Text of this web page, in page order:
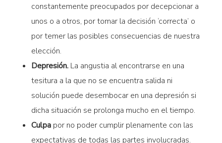
constantemente preocupados por decepcionar a
unos o a otros, por tomar la decisión ‘correcta’ o
por temer las posibles consecuencias de nuestra
elección.
Depresión.La angustia al encontrarse en una
tesitura a la que no se encuentra salida ni
solución puede desembocar en una depresión si
dicha situación se prolonga mucho en el tiempo.
Culpa por no poder cumplir plenamente con las
expectativas de todas las partes involucradas.